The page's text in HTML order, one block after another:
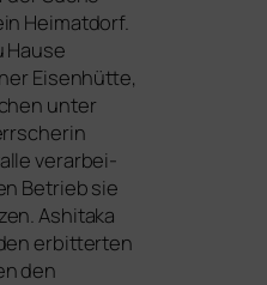
Heimatdorf.
Hause
Eisenhütte,
unter
ver­ar­bei­
Betrieb sie
Ashitaka
erbit­ter­ten
den